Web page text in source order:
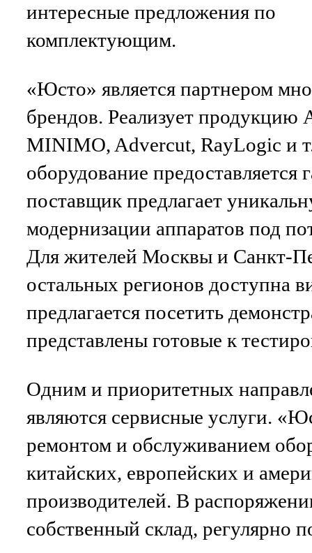
интересные предложения по
комплектующим.
«Юсто» является партнером
брендов. Реализует
MINIMO, Advercut, RayLogic и
оборудование предоставляется
поставщик предлагает
модернизации аппаратов под
Для жителей Москвы и Санкт-
остальных регионов доступна
предлагается посетить
представлены готовые к
Одним и приоритетных
являются сервисные услуги.
ремонтом и обслуживанием
китайских, европейских и
производителей. В
собственный склад, регулярно